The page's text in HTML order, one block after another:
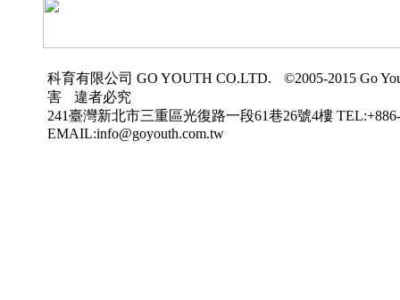
科育有限公司 GO YOUTH CO.LTD.
©2005-2015 Go
害
違者必究
241臺灣新北市三重區光復路一段61巷26號4樓
EMAIL:info@goyouth.com.tw